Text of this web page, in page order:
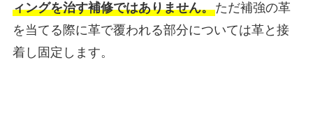
ィングを治す補修ではありません。ただ補強の革
を当てる際に革で覆われる部分については革と接
着し固定します。